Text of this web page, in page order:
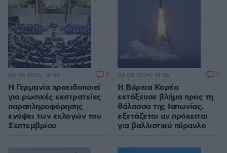
Η Γερμανία προειδοποιεί
για ρωσικές εκστρατείες
παραπληροφόρησης
ενόψει των εκλογών του
Σεπτεμβρίου
06.08.2026, 12:49 5
Η Βόρεια Κορέα
εκτόξευσε βλήμα προς τη
θάλασσα της Ιαπωνίας,
εξετάζεται αν πρόκειται
για βαλλιστικό πύραυλο
06.08.2026, 12:36 1